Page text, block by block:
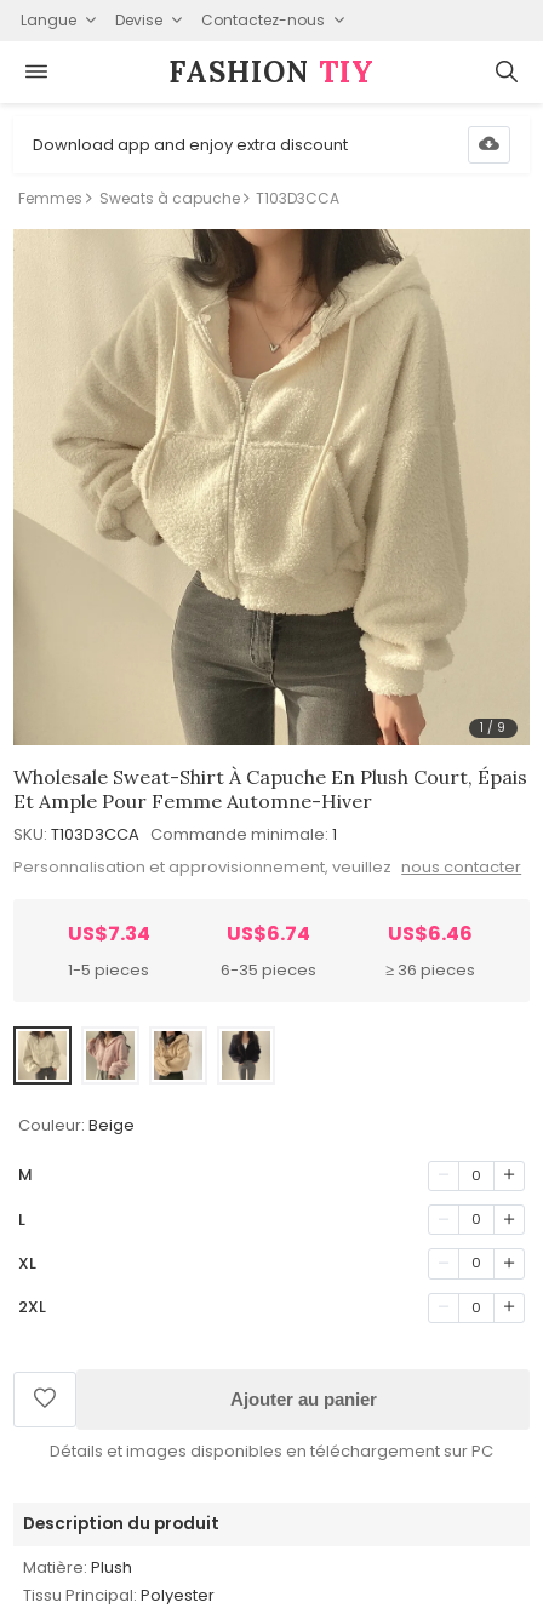
Langue Devise Contactez-nous
FASHION⁠ TIY
Download app and enjoy extra discount
Femmes Sweats à capuche T103D3CCA
1 / 9
Wholesale Sweat-Shirt À Capuche En Plush Court, Épais
Et Ample Pour Femme Automne-Hiver
SKU: T103D3CCA Commande minimale: 1
Personnalisation et approvisionnement, veuillez nous contacter
US$7.34
1-5 pieces
US$6.74
6-35 pieces
US$6.46
≥ 36 pieces
Couleur: Beige
M 0
L 0
XL 0
2XL 0
Ajouter au panier
Détails et images disponibles en téléchargement sur PC
Description du produit
Matière: Plush
Tissu Principal: Polyester